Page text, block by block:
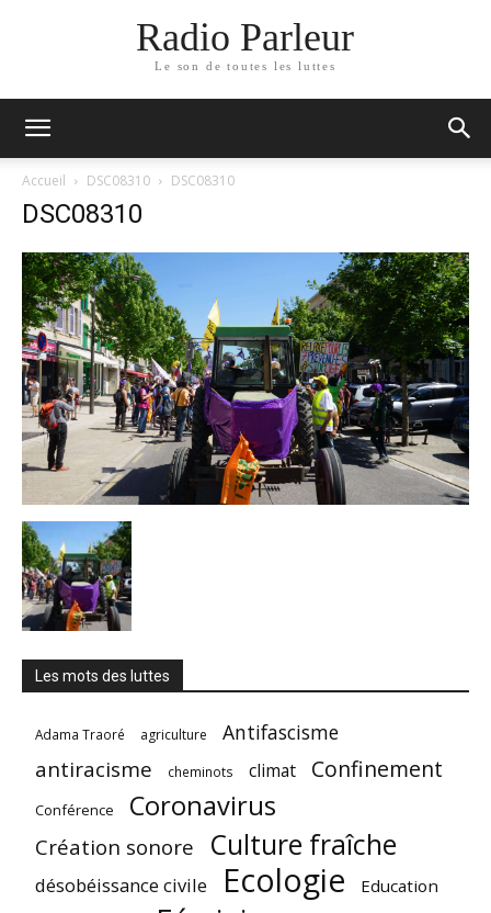
Radio Parleur
Le son de toutes les luttes
Accueil DSC08310 DSC08310
DSC08310
Les mots des luttes
Adama Traoré agriculture Antifascisme
antiracisme cheminots climat Confinement
Conférence Coronavirus
Création sonore Culture fraîche
désobéissance civile Ecologie Education